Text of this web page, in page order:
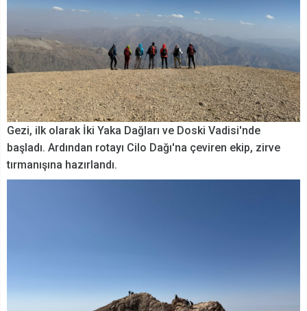
Gezi, ilk olarak İki Yaka Dağları ve Doski Vadisi'nde
başladı. Ardından rotayı Cilo Dağı'na çeviren ekip, zirve
tırmanışına hazırlandı.